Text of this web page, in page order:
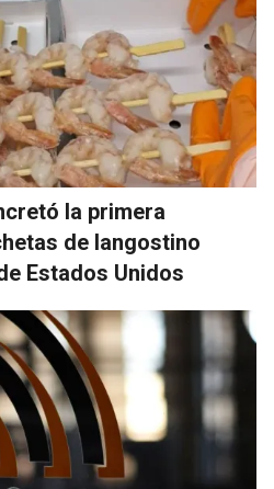
la primera
de langostino
Estados Unidos